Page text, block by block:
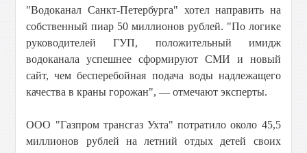
"Водоканал Санкт-Петербурга" хотел направить на
собственный пиар 50 миллионов рублей. "По логике
руководителей ГУП, положительный имидж
водоканала успешнее сформируют СМИ и новый
сайт, чем бесперебойная подача воды надлежащего
качества в краны горожан", — отмечают эксперты.
ООО "Газпром трансгаз Ухта" потратило около 45,5
миллионов рублей на летний отдых детей своих